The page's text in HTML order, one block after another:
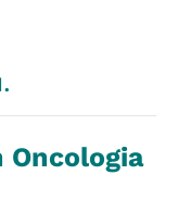
Oncologia